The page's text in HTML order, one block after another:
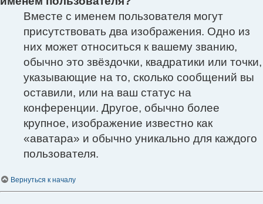
Вместе с именем пользователя могут
присутствовать два изображения. Одно из
них может относиться к вашему званию,
обычно это звёздочки, квадратики или точки,
указывающие на то, сколько сообщений вы
оставили, или на ваш статус на
конференции. Другое, обычно более
крупное, изображение известно как
«аватара» и обычно уникально для каждого
пользователя.
Вернуться к началу